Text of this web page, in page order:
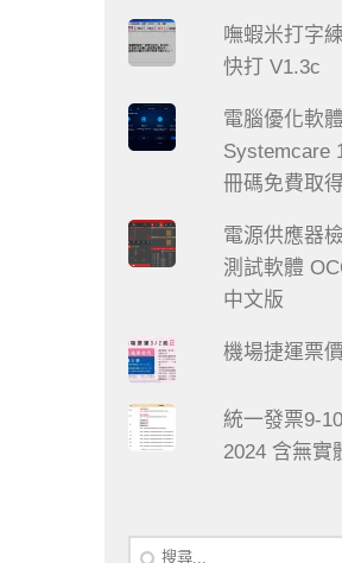
嘸蝦米打字
快打 V1.3c
電腦優化軟
Systemcare
冊碼免費取得
電源供應器
測試軟體
中文版
機場捷運票
統一發票9-
2024 含無實
搜